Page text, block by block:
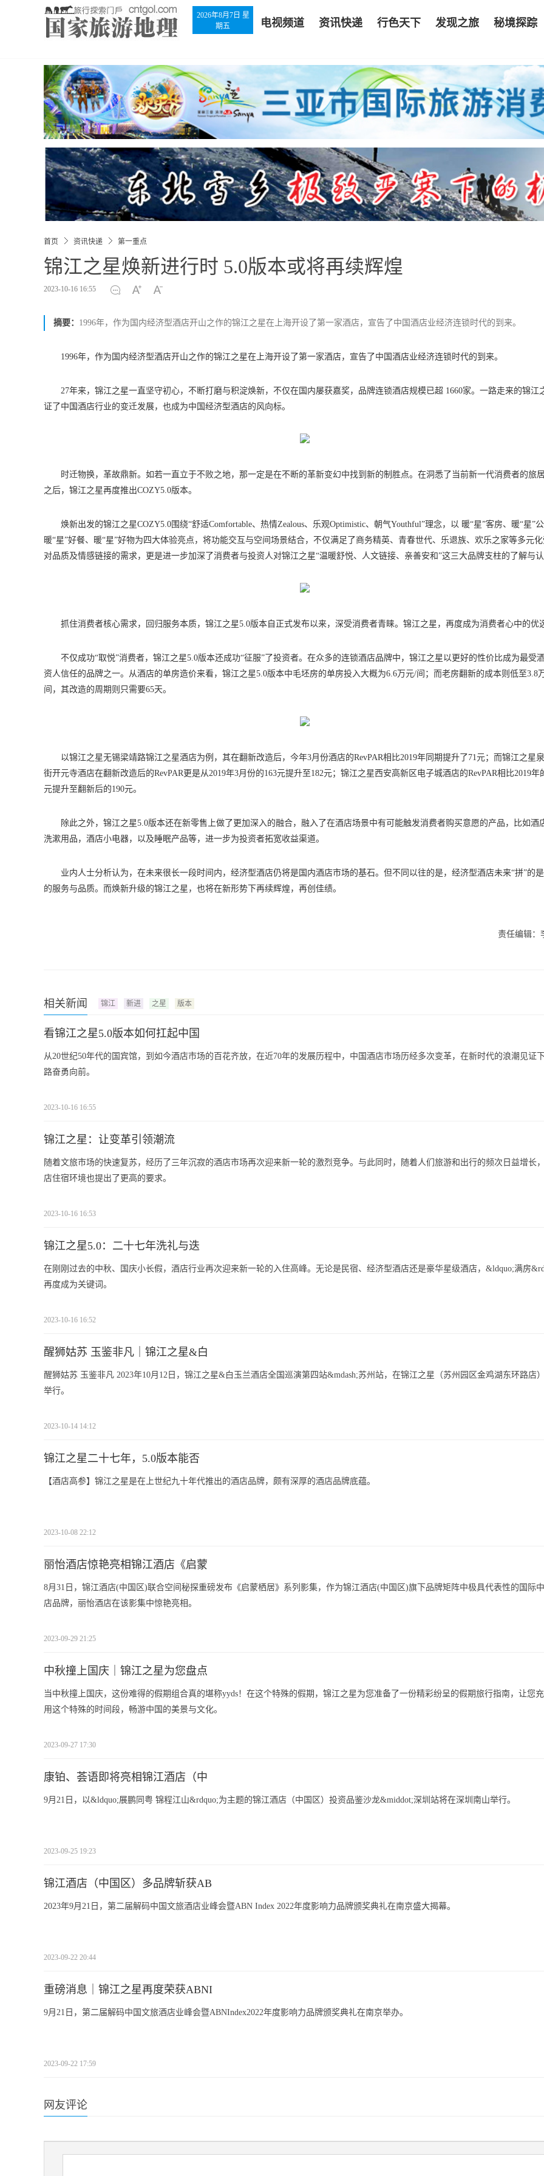
2026年8月7日 星
期五
电视频道 资讯快递 行色天下 发现之旅 秘境探踪
首页 资讯快递 第一重点
锦江之星焕新进行时 5.0版本或将再续辉煌
2023-10-16 16:55
摘要： 1996年，作为国内经济型酒店开山之作的锦江之星在上海开设了第一家酒店，宣告了中国酒店业经济连锁时代的到来。
1996年，作为国内经济型酒店开山之作的锦江之星在上海开设了第一家酒店，宣告了中国酒店业经济连锁时代的到来。
27年来，锦江之星一直坚守初心，不断打磨与积淀焕新，不仅在国内屡获嘉奖，品牌连锁酒店规模已超 1660家。一路走来的锦江
证了中国酒店行业的变迁发展，也成为中国经济型酒店的风向标。
时迁物换，革故鼎新。如若一直立于不败之地，那一定是在不断的革新变幻中找到新的制胜点。在洞悉了当前新一代消费者的旅
之后，锦江之星再度推出COZY5.0版本。
焕新出发的锦江之星COZY5.0围绕“舒适Comfortable、热情Zealous、乐观Optimistic、朝气Youthful”理念，以 暖“星”客房、暖“星”
暖“星”好餐、暖“星”好物为四大体验亮点，将功能交互与空间场景结合，不仅满足了商务精英、青春世代、乐退族、欢乐之家等多元
对品质及情感链接的需求，更是进一步加深了消费者与投资人对锦江之星“温暖舒悦、人文链接、亲善安和”这三大品牌支柱的了解与
抓住消费者核心需求，回归服务本质，锦江之星5.0版本自正式发布以来，深受消费者青睐。锦江之星，再度成为消费者心中的优
不仅成功“取悦”消费者，锦江之星5.0版本还成功“征服”了投资者。在众多的连锁酒店品牌中，锦江之星以更好的性价比成为最受
资人信任的品牌之一。从酒店的单房造价来看，锦江之星5.0版本中毛坯房的单房投入大概为6.6万元/间；而老房翻新的成本则低至3.8
间，其改造的周期则只需要65天。
以锦江之星无锡梁靖路锦江之星酒店为例，其在翻新改造后，今年3月份酒店的RevPAR相比2019年同期提升了71元；而锦江之星
街开元寺酒店在翻新改造后的RevPAR更是从2019年3月份的163元提升至182元；锦江之星西安高新区电子城酒店的RevPAR相比2019年
元提升至翻新后的190元。
除此之外，锦江之星5.0版本还在新零售上做了更加深入的融合，融入了在酒店场景中有可能触发消费者购买意愿的产品，比如酒
洗漱用品，酒店小电器，以及睡眠产品等，进一步为投资者拓宽收益渠道。
业内人士分析认为，在未来很长一段时间内，经济型酒店仍将是国内酒店市场的基石。但不同以往的是，经济型酒店未来“拼”的
的服务与品质。而焕新升级的锦江之星，也将在新形势下再续辉煌，再创佳绩。
责任编辑：
相关新闻 锦江 新进 之星 版本
看锦江之星5.0版本如何扛起中国
从20世纪50年代的国宾馆，到如今酒店市场的百花齐放，在近70年的发展历程中，中国酒店市场历经多次变革，在新时代的浪潮见证
路奋勇向前。
2023-10-16 16:55
锦江之星：让变革引领潮流
随着文旅市场的快速复苏，经历了三年沉寂的酒店市场再次迎来新一轮的激烈竞争。与此同时，随着人们旅游和出行的频次日益增长
店住宿环境也提出了更高的要求。
2023-10-16 16:53
锦江之星5.0：二十七年洗礼与迭
在刚刚过去的中秋、国庆小长假，酒店行业再次迎来新一轮的入住高峰。无论是民宿、经济型酒店还是豪华星级酒店，&ldquo;满房
再度成为关键词。
2023-10-16 16:52
醒狮姑苏 玉鉴非凡｜锦江之星&白
醒狮姑苏 玉鉴非凡 2023年10月12日，锦江之星&白玉兰酒店全国巡演第四站&mdash;苏州站，在锦江之星（苏州园区金鸡湖东环路店
举行。
2023-10-14 14:12
锦江之星二十七年，5.0版本能否
【酒店高参】锦江之星是在上世纪九十年代推出的酒店品牌，颇有深厚的酒店品牌底蕴。
2023-10-08 22:12
丽怡酒店惊艳亮相锦江酒店《启蒙
8月31日，锦江酒店(中国区)联合空间秘探重磅发布《启蒙栖居》系列影集，作为锦江酒店(中国区)旗下品牌矩阵中极具代表性的国际
店品牌，丽怡酒店在该影集中惊艳亮相。
2023-09-29 21:25
中秋撞上国庆｜锦江之星为您盘点
当中秋撞上国庆，这份难得的假期组合真的堪称yyds！在这个特殊的假期，锦江之星为您准备了一份精彩纷呈的假期旅行指南，让您
用这个特殊的时间段，畅游中国的美景与文化。
2023-09-27 17:30
康铂、荟语即将亮相锦江酒店（中
9月21日，以&ldquo;展鹏同粤 锦程江山&rdquo;为主题的锦江酒店（中国区）投资品鉴沙龙&middot;深圳站将在深圳南山举行。
2023-09-25 19:23
锦江酒店（中国区）多品牌斩获AB
2023年9月21日，第二届解码中国文旅酒店业峰会暨ABN Index 2022年度影响力品牌颁奖典礼在南京盛大揭幕。
2023-09-22 20:44
重磅消息｜锦江之星再度荣获ABNI
9月21日，第二届解码中国文旅酒店业峰会暨ABNIndex2022年度影响力品牌颁奖典礼在南京举办。
2023-09-22 17:59
网友评论